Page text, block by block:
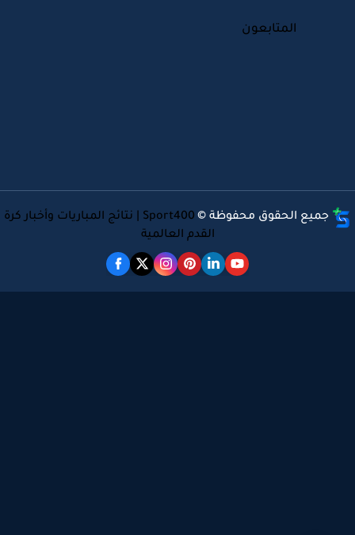
المتابعون
جميع الحقوق محفوظة ©
Sport400 | نتائج المباريات وأخبار كرة
القدم العالمية